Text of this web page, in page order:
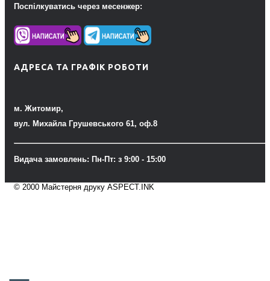
Поспілкуватись через месенжер:
АДРЕСА ТА ГРАФІК РОБОТИ
м. Житомир,
вул. Михайла Грушевського 61, оф.8
Видача замовлень: Пн-Пт: з 9:00 - 15:00
© 2000 Майстерня друку ASPECT.INK